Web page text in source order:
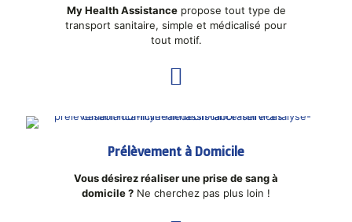
My Health Assistancepropose tout type de
transport sanitaire, simple et médicalisé pour
tout motif.
Prélèvement à Domicile
Vous désirez réaliser une prise de sang à
domicile ? Ne cherchez pas plus loin !